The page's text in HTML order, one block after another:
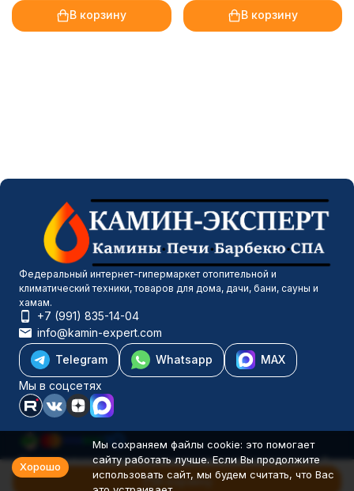
В корзину
В корзину В корзину
Федеральный интернет-гипермаркет отопительной и
климатический техники, товаров для дома, дачи, бани, сауны и
хамам.
+7 (991) 835-14-04
info@kamin-expert.com
Telegram
Whatsapp
MAX
Мы в соцсетях
Каталог товаров
Компания
Хорошо
Мы сохраняем файлы cookie: это помогает
сайту работать лучше. Если Вы продолжите
использовать сайт, мы будем считать, что Вас